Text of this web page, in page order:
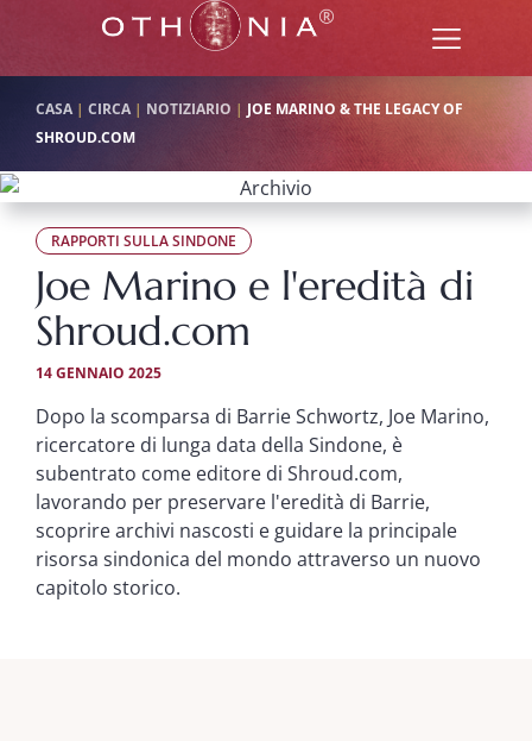
CASA| CIRCA | NOTIZIARIO | JOE MARINO & THE LEGACY OF
SHROUD.COM
RAPPORTI SULLA SINDONE
Joe Marino e l'eredità di
Shroud.com
14 GENNAIO 2025
Dopo la scomparsa di Barrie Schwortz, Joe Marino,
ricercatore di lunga data della Sindone, è
subentrato come editore di Shroud.com,
lavorando per preservare l'eredità di Barrie,
scoprire archivi nascosti e guidare la principale
risorsa sindonica del mondo attraverso un nuovo
capitolo storico.